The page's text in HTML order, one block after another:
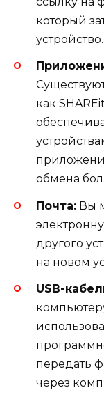
который
устройство.
как
обмена
Почта: Вы
другого
на новом
USB-
передать
через